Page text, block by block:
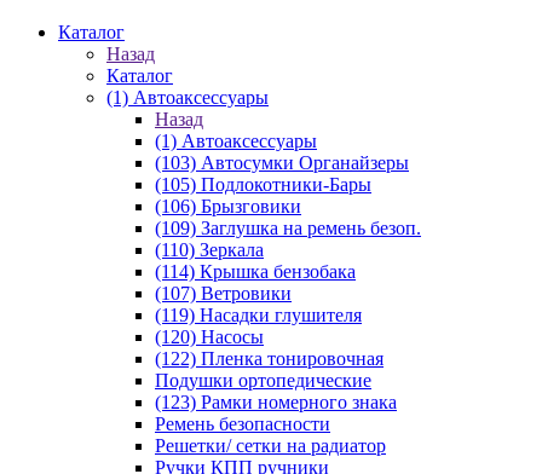
Каталог
Назад
Каталог
(1) Автоаксессуары
Назад
(1) Автоаксессуары
(103) Автосумки Органайзеры
(105) Подлокотники-Бары
(106) Брызговики
(109) Заглушка на ремень безоп.
(110) Зеркала
(114) Крышка бензобака
(107) Ветровики
(119) Насадки глушителя
(120) Насосы
(122) Пленка тонировочная
Подушки ортопедические
(123) Рамки номерного знака
Ремень безопасности
Решетки/ сетки на радиатор
Ручки КПП ручники